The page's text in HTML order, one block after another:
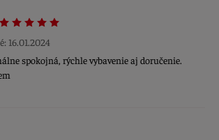
16.01.2024
spokojná, rýchle vybavenie aj doručenie.